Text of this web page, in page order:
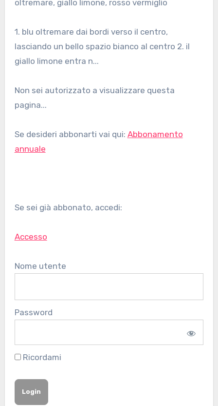
oltremare, giallo limone, rosso vermiglio
1. blu oltremare dai bordi verso il centro,
lasciando un bello spazio bianco al centro 2. il
giallo limone entra n...
Non sei autorizzato a visualizzare questa
pagina...
Se desideri abbonarti vai qui: Abbonamento
annuale
Se sei già abbonato, accedi:
Accesso
Nome utente
Password
Ricordami